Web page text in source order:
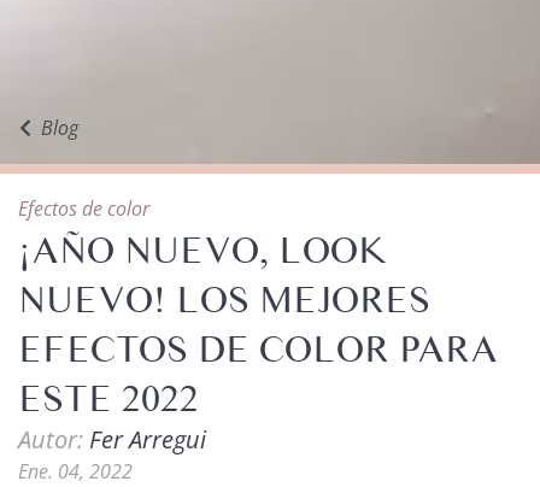
Blog
Efectos de color
¡AÑO NUEVO, LOOK
NUEVO! LOS MEJORES
EFECTOS DE COLOR PARA
ESTE 2022
Autor: Fer Arregui
Ene. 04, 2022